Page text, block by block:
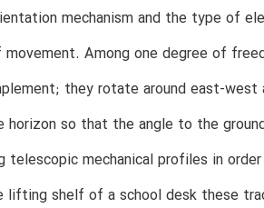
mechanism and the type of
Among one degree of
they rotate around east-west
horizon so that the angle to the
mechanical profiles in
shelf of a school desk these